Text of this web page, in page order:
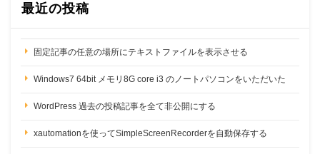
最近の投稿
固定記事の任意の場所にテキストファイルを表示させる
Windows7 64bit メモリ8G core i3 のノートパソコンをいただいた
WordPress 過去の投稿記事を全て非公開にする
xautomationを使ってSimpleScreenRecorderを自動保存する